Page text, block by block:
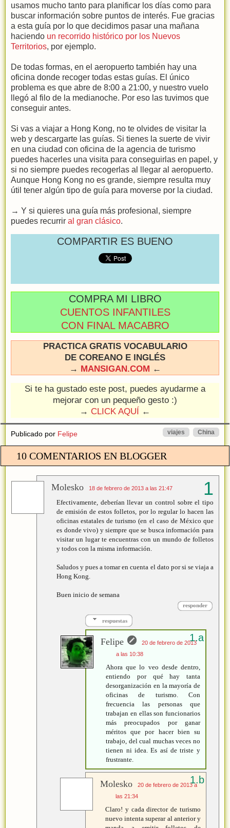
usamos mucho tanto para planificar los días como para
buscar información sobre puntos de interés. Fue gracias
a esta guía por lo que decidimos pasar una mañana
haciendo un recorrido histórico por los Nuevos
Territorios, por ejemplo.
De todas formas, en el aeropuerto también hay una
oficina donde recoger todas estas guías. El único
problema es que abre de 8:00 a 21:00, y nuestro vuelo
llegó al filo de la medianoche. Por eso las tuvimos que
conseguir antes.
Si vas a viajar a Hong Kong, no te olvides de visitar la
web y descargarte las guías. Si tienes la suerte de vivir
en una ciudad con oficina de la agencia de turismo
puedes hacerles una visita para conseguirlas en papel, y
si no siempre puedes recogerlas al llegar al aeropuerto.
Aunque Hong Kong no es grande, siempre resulta muy
útil tener algún tipo de guía para moverse por la ciudad.
→ Y si quieres una guía más profesional, siempre
puedes recurrir al gran clásico.
COMPARTIR ES BUENO
COMPRA MI LIBRO
CUENTOS INFANTILES
CON FINAL MACABRO
PRACTICA GRATIS VOCABULARIO
DE COREANO E INGLÉS
→ MANSIGAN.COM ←
Si te ha gustado este post, puedes ayudarme a
mejorar con un pequeño gesto :)
→ CLICK AQUÍ ←
Publicado por Felipe China
viajes
10 COMENTARIOS EN BLOGGER
Molesko 18 de febrero de 2013 a las 21:47
Efectivamente, deberían llevar un control sobre el tipo
de emisión de estos folletos, por lo regular lo hacen las
oficinas estatales de turismo (en el caso de México que
es donde vivo) y siempre que se busca información para
visitar un lugar te encuentras con un mundo de folletos
y todos con la misma información.
Saludos y pues a tomar en cuenta el dato por si se viaja a
Hong Kong.
Buen inicio de semana
responder
respuestas
Felipe
20 de febrero de 2013
a las 10:38
Ahora que lo veo desde dentro,
entiendo por qué hay tanta
desorganización en la mayoría de
oficinas de turismo. Con
frecuencia las personas que
trabajan en ellas son funcionarios
más preocupados por ganar
méritos que por hacer bien su
trabajo, del cual muchas veces no
tienen ni idea. Es así de triste y
frustrante.
Molesko
20 de febrero de 2013 a
las 21:34
Claro! y cada director de turismo
nuevo intenta superar al anterior y